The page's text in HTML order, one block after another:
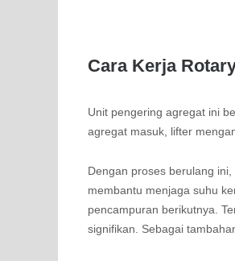
Cara Kerja
Unit pengering agregat ini
agregat masuk, lifter
Dengan proses berulang
membantu menjaga suhu
pencampuran berikutnya.
signifikan. Sebagai